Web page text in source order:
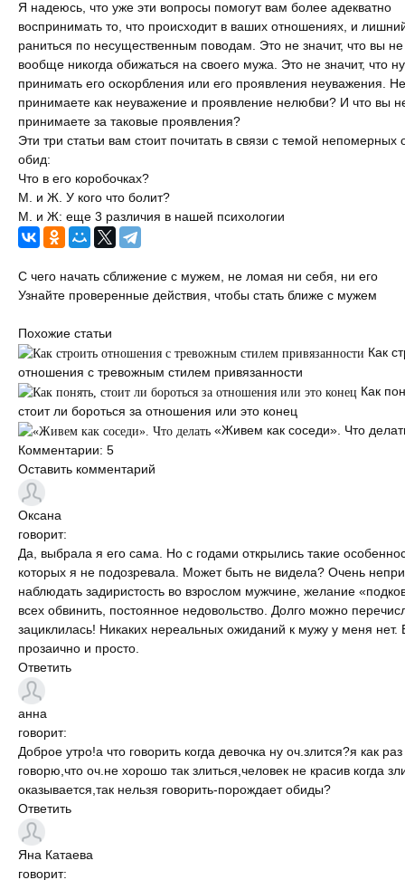
Я надеюсь, что уже эти вопросы помогут вам более адекватно
воспринимать то, что происходит в ваших отношениях, и
раниться по несущественным поводам. Это не значит, что вы
вообще никогда обижаться на своего мужа. Это не значит, что
принимать его оскорбления или его проявления неуважения.
принимаете как неуважение и проявление нелюбви? И что вы
принимаете за таковые проявления?
Эти три статьи вам стоит почитать в связи с темой непомерных
обид:
Что в его коробочках?
М. и Ж. У кого что болит?
М. и Ж: еще 3 различия в нашей психологии
С чего начать сближение с мужем, не ломая ни себя, ни его
Узнайте проверенные действия, чтобы стать ближе с мужем
Похожие статьи
Как
отношения с тревожным стилем привязанности
Как
стоит ли бороться за отношения или это конец
«Живем как соседи». Что
Комментарии: 5
Оставить комментарий
Оксана
говорит:
Да, выбрала я его сама. Но с годами открылись такие
которых я не подозревала. Может быть не видела? Очень
наблюдать задиристость во взрослом мужчине, желание
всех обвинить, постоянное недовольство. Долго можно
зациклилась! Никаких нереальных ожиданий к мужу у меня нет.
прозаично и просто.
Ответить
анна
говорит:
Доброе утро!а что говорить когда девочка ну оч.злится?я как
говорю,что оч.не хорошо так злиться,человек не красив когда
оказывается,так нельзя говорить-порождает обиды?
Ответить
Яна Катаева
говорит: